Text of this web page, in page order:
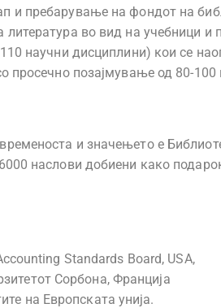
и пребарување на фондот на
литература во вид на учебници
научни дисциплини) кои се
просечно позајмување од 80-
и значењето е
наслови добиени како
Standards Board, USA,
Сорбона, Франција
на Европската унија.